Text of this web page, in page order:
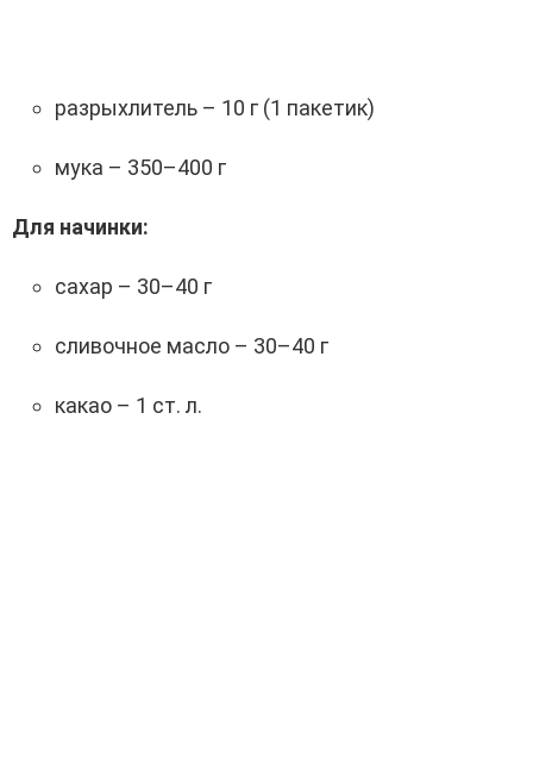
разрыхлитель – 10 г (1 пакетик)
мука – 350–400 г
Для начинки:
сахар – 30–40 г
сливочное масло – 30–40 г
какао – 1 ст. л.